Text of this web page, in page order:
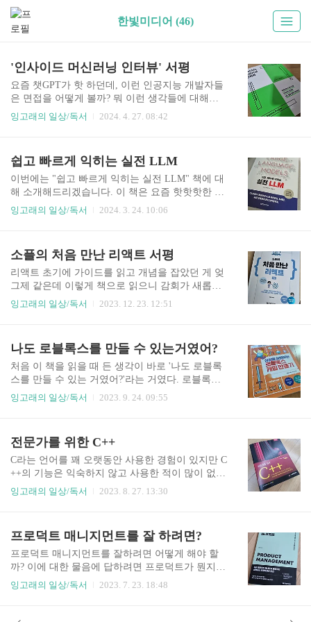
한빛미디어 (46)
'인사이드 머신러닝 인터뷰' 서평
요즘 챗GPT가 핫 하던데, 이런 인공지능 개발자들
은 면접을 어떻게 볼까? 뭐 이런 생각들에 대해서
인공지능 개발자가 아닌 사람이 들여다 볼 수 있는
기본 개념을 제대로 이해하고 있는지? 내가 알지
못했던 머신러닝의 다양한 부분들을 들을 수 있었
다는데 뜻깊은거 같다. 뭐가 있는지 알아야지 나중
에라도 써먹지 않겠는가.책이 300페이지 좀 넘는데
ML 인터뷰 준비 뿐만아니라 ML 커리어 초기의 개
이 분야의 전문가가 아닌데도 이 분야의 깊은 이해
가 옅보이는 책이다. "한..
잉고래의 일상/독서 2024. 4. 27. 08:42
쉽고 빠르게 익히는 실전 LLM
이번에는 "쉽고 빠르게 익히는 실전 LLM" 책에 대
해 소개해드리겠습니다. 이 책은 요즘 핫핫핫한 기
술인 LLM(Large Language Model)에 대한 전반적인
라고 생각됩니다. 전반적으로 다양한 실습 코드와
사례, 시각적 도구를 활용하여 이론과 실전을 균형
있게 다루었다는 점이 인상적입니다. 실제 코드와
적용 사례가 많이 있습니다. 제 경우에는 AI 관련
용어들이 많이 어려웠는데, 이 책에서 전이학습, 파
용어들이 예시와 함께 자연스럽게 설명되어 있어
보다 쉽게 ..
잉고래의 일상/독서 2024. 3. 24. 10:06
소플의 처음 만난 리액트 서평
리액트 초기에 가이드를 읽고 개념을 잡았던 게 엊
그제 같은데 이렇게 책으로 읽으니 감회가 새롭다.
그 당시 리액트가 뭔지에 대해 감을 잡는데도 꽤나
의 대상독자는 책의 서두에서도 쓰여있지만 초급
을 위한 책이다. 내가 리액트를 좀 안다고 생각되면
읽으면 안 된다. 정말 입문자를 위한 가이드 수준에
맞춰서 적었기 때문이다. 그래서 입문자들에게는
정말 쏙쏙 잘 들어오도록 책도 얇고 (310페이지가
빼고 필요한거만 담은 점이 맘에 든다. 전공 서적
읽다 보면 너무 ..
잉고래의 일상/독서 2023. 12. 23. 12:51
나도 로블록스를 만들 수 있는거였어?
처음 이 책을 읽을 때 든 생각이 바로 '나도 로블록
스를 만들 수 있는 거였어?'라는 거였다. 로블록스
게임 만들기란 이름에서 '아.. 게임 내에서 내가 맵
는 게 아니라 게임이 어떤 스토리를 갖고 있는지에
대한 기획부터 게임을 만들고 다른 이용자들과 함
께 플레이하고 수익화해서 운영하는 것 까지를 말
한다. 로블록스를 즐기는 부분에서 넘어서 게임 제
작에 필요한 도구들과 기술들을 배우는 과정이 현
었다. 거기에 사용자 정의 함수를 만드는 for문 사
용하는 설명에서는 학부초기..
잉고래의 일상/독서 2023. 9. 24. 09:55
전문가를 위한 C++
C라는 언어를 꽤 오랫동안 사용한 경험이 있지만 C
++의 기능은 익숙하지 않고 사용한 적이 많이 없
다. 가끔 C++로 설계된 코드들을 보고 있노라면 겁
더라도 참 신뢰가 간다. 두께가 1700페이지 가까이
되고 개정된 것만 5번째이다. 내가 가지고 있는 책
들중에서 이 녀석이 두꺼운 것으로는 상위권에 들
듯하다. 아.. 책 좀 버려야 하는데... 너무 많아... 어
쨌든 프로그래밍 기초를 쌓아서 중급으로 올리는
그래밍 방법, 디자인 패턴, 디버깅, 제네릭 코드 등
잉고래의 일상/독서 2023. 8. 27. 13:30
프로덕트 매니지먼트를 잘 하려면?
프로덕트 매니지먼트를 잘하려면 어떻게 해야 할
까? 이에 대한 물음에 답하려면 프로덕트가 뭔지에
대해 정의를 하고 넘어가야 한다. 내 경우는 눈에
계, 생산, 품질, 운영 등이 머릿속에 떠오른다. 하지
잉고래의 일상/독서 2023. 7. 23. 18:48